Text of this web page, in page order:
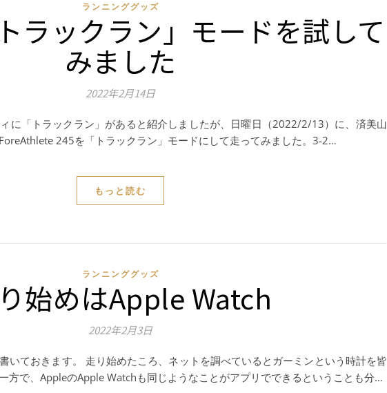
ランニンググッズ
ラックラン」モードを試して
みました
2022年2月14日
に「トラックラン」があると紹介しましたが、日曜日（2022/2/13）に、済美山
245を「トラックラン」モードにして走ってみました。3-2…
もっと読む
ランニンググッズ
始めはApple Watch
2022年2月3日
いておきます。 走り始めたころ、ネットを調べているとガーミンという時計を皆
方で、AppleのApple Watchも同じようなことがアプリでできるということも分…